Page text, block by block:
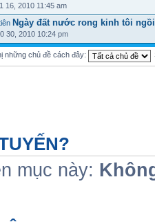
16, 2010 11:45 am
Ngày đất nước rong kinh tôi
30, 2010 10:24 pm
những chủ đề cách đây:
mục này: